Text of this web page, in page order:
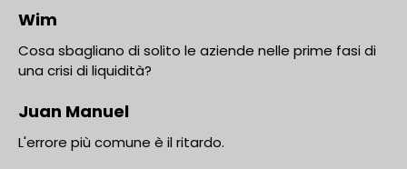
Wim
Cosa sbagliano di solito le aziende nelle prime fasi di
una crisi di liquidità?
Juan Manuel
L'errore più comune è il ritardo.